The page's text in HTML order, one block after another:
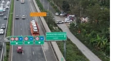
Piñera tiến